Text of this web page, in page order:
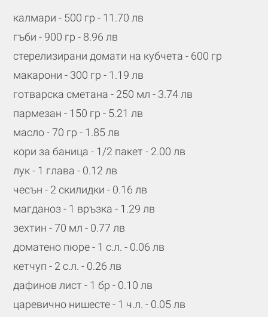
калмари - 500 гр - 11.70 лв
гъби - 900 гр - 8.96 лв
стерелизирани домати на кубчета - 600 гр
макарони - 300 гр - 1.19 лв
готварска сметана - 250 мл - 3.74 лв
пармезан - 150 гр - 5.21 лв
масло - 70 гр - 1.85 лв
кори за баница - 1/2 пакет - 2.00 лв
лук - 1 глава - 0.12 лв
чесън - 2 скилидки - 0.16 лв
магданоз - 1 връзка - 1.29 лв
зехтин - 70 мл - 0.77 лв
доматено пюре - 1 с.л. - 0.06 лв
кетчуп - 2 с.л. - 0.26 лв
дафинов лист - 1 бр - 0.10 лв
царевично нишесте - 1 ч.л. - 0.05 лв